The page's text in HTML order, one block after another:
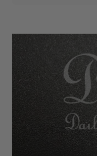
(12st)
Art. nr. 1301-400Z-RING
Informeer mij
Niet op voorraad